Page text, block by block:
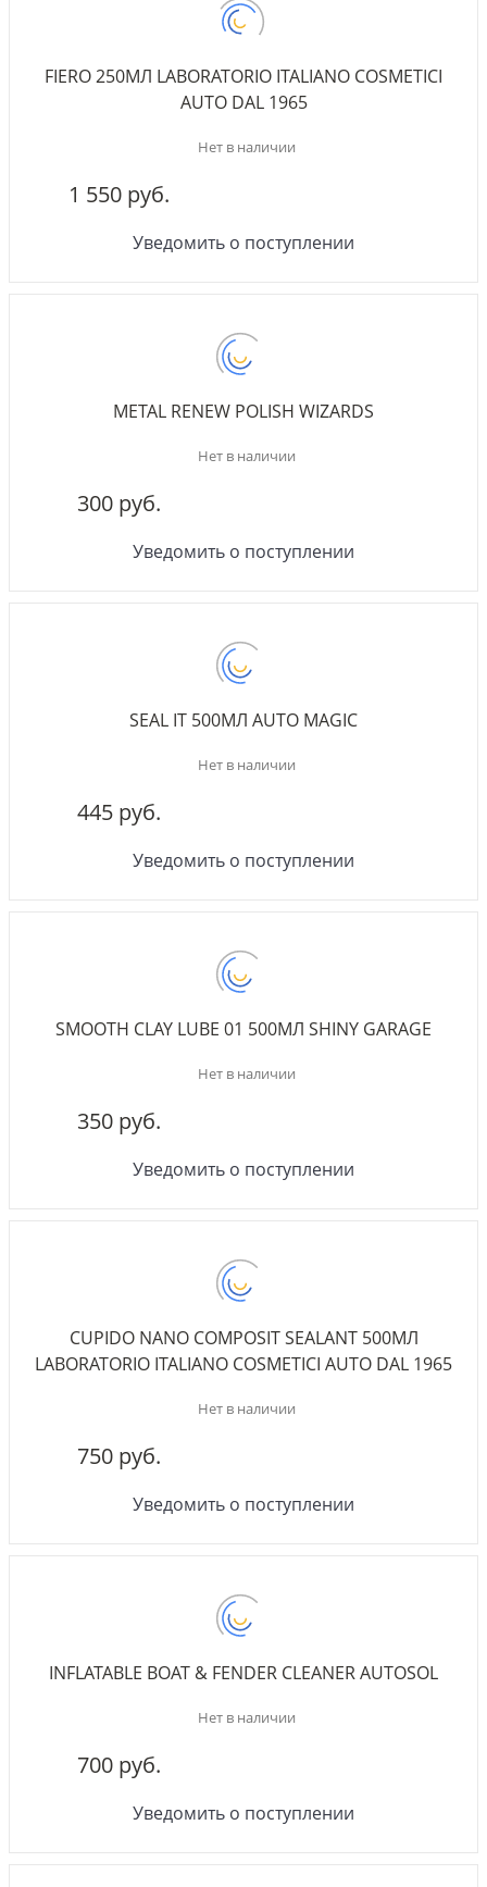
FIERO 250МЛ LABORATORIO ITALIANO COSMETICI
AUTO DAL 1965
Нет в наличии
1 550 руб.
Уведомить о поступлении
METAL RENEW POLISH WIZARDS
Нет в наличии
300 руб.
Уведомить о поступлении
SEAL IT 500МЛ AUTO MAGIC
Нет в наличии
445 руб.
Уведомить о поступлении
SMOOTH CLAY LUBE 01 500МЛ SHINY GARAGE
Нет в наличии
350 руб.
Уведомить о поступлении
CUPIDO NANO COMPOSIT SEALANT 500МЛ
LABORATORIO ITALIANO COSMETICI AUTO DAL 1965
Нет в наличии
750 руб.
Уведомить о поступлении
INFLATABLE BOAT & FENDER CLEANER AUTOSOL
Нет в наличии
700 руб.
Уведомить о поступлении